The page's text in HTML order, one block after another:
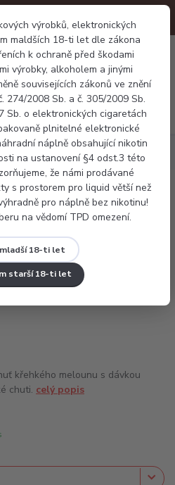
výrobků, elektronických
maldších 18-ti let dle zákona
k ochraně před škodami
výrobky, alkoholem a jinými
souvisejících zákonů ve znění
274/2008 Sb. a č. 305/2009 Sb.
Sb. o elektronických cigaretách
plnitelné elektronické
náplně obsahující nikotin
na ustanovení §4 odst.3 této
že námi prodávané
s prostorem pro liquid větší než
pro náplně bez nikotinu!
na vědomí TPD omezení.
mladší 18-ti let
starší 18-ti let
Menu
0 Kč
- Vodní meloun (Watermelon)
(Watermelon)
křehkého melounu s dávkou
chuti. celý popis